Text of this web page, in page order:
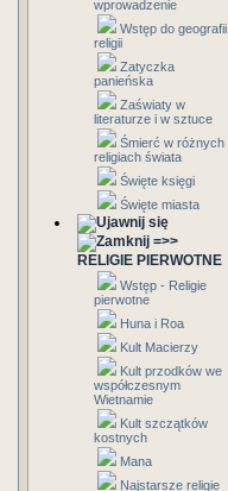
wprowadzenie
Wstęp do geografii
religii
Zatyczka
panieńska
Zaświaty w
literaturze i w sztuce
Śmierć w różnych
religiach świata
Święte księgi
Święte miasta
=>>
RELIGIE PIERWOTNE
Wstęp - Religie
pierwotne
Huna i Roa
Kult Macierzy
Kult przodków we
współczesnym
Wietnamie
Kult szczątków
kostnych
Mana
Najstarsze religie